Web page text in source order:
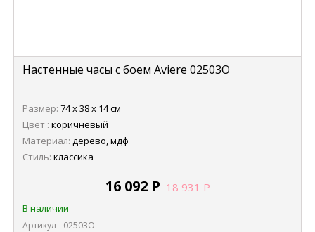
Настенные часы с боем Aviere 02503O
Размер: 74 х 38 х 14 см
Цвет : коричневый
Материал: дерево, мдф
Стиль: классика
16 092 Р 18 931Р
В наличии
Артикул - 02503O